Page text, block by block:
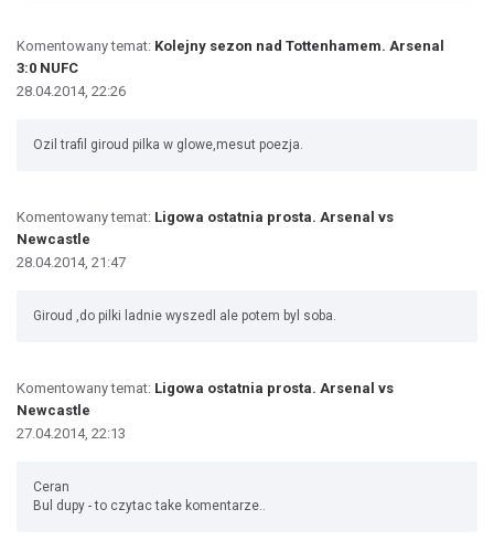
Komentowany temat: Kolejny sezon nad Tottenhamem. Arsenal
3:0 NUFC
28.04.2014, 22:26
Ozil trafil giroud pilka w glowe,mesut poezja.
Komentowany temat: Ligowa ostatnia prosta. Arsenal vs
Newcastle
28.04.2014, 21:47
Giroud ,do pilki ladnie wyszedl ale potem byl soba.
Komentowany temat: Ligowa ostatnia prosta. Arsenal vs
Newcastle
27.04.2014, 22:13
Ceran
Bul dupy - to czytac take komentarze..